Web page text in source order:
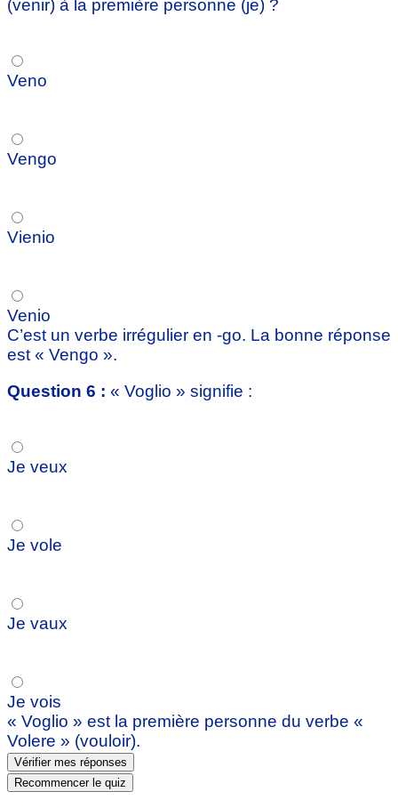
(venir) à la première personne (je) ?
Veno
Vengo
Vienio
Venio
C’est un verbe irrégulier en -go. La bonne réponse
est « Vengo ».
Question 6 : « Voglio » signifie :
Je veux
Je vole
Je vaux
Je vois
« Voglio » est la première personne du verbe «
Volere » (vouloir).
Vérifier mes réponses
Recommencer le quiz